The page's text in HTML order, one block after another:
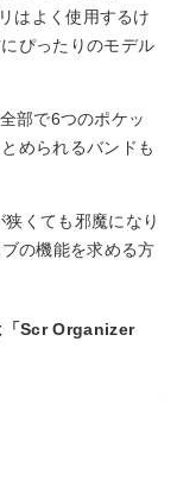
はよく使用するけ
ぴったりのモデル
部で6つのポケッ
められるバンドも
くても邪魔になり
の機能を求める方
「Scr Organizer